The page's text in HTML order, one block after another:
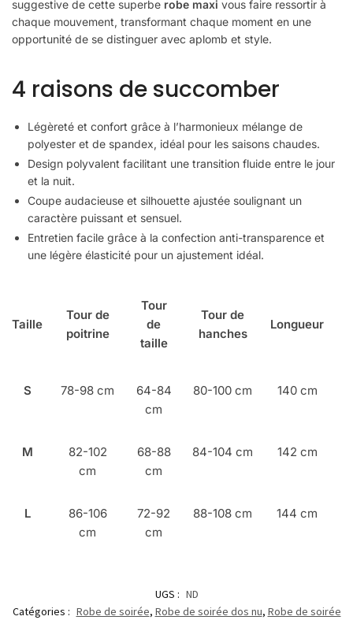
suggestive de cette superbe robe maxi vous faire ressortir à
chaque mouvement, transformant chaque moment en une
opportunité de se distinguer avec aplomb et style.
4 raisons de succomber
Légèreté et confort grâce à l’harmonieux mélange de
polyester et de spandex, idéal pour les saisons chaudes.
Design polyvalent facilitant une transition fluide entre le jour
et la nuit.
Coupe audacieuse et silhouette ajustée soulignant un
caractère puissant et sensuel.
Entretien facile grâce à la confection anti-transparence et
une légère élasticité pour un ajustement idéal.
Taille
Tour de
poitrine
Tour
de
taille
Tour de
hanches
Longueur
S 78-98 cm
64-84
cm
80-100 cm 140 cm
M
82-102
cm
68-88
cm
84-104 cm 142 cm
L
86-106
cm
72-92
cm
88-108 cm 144 cm
UGS : ND
Catégories : Robe de soirée, Robe de soirée dos nu, Robe de soirée